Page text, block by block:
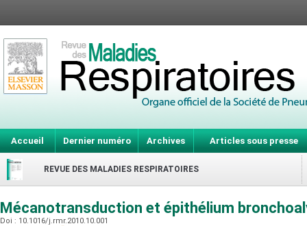
Accueil Dernier numéro Archives Articles sous presse
REVUE DES MALADIES RESPIRATOIRES
Mécanotransduction et épithélium
Doi : 10.1016/j.rmr.2010.10.001